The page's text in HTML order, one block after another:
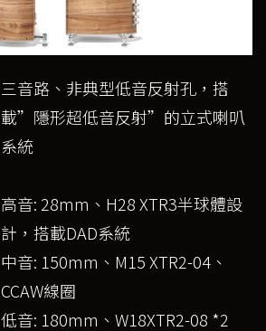
三音路、非典型低音反射孔，搭
載”隱形超低音反射”的立式喇叭
系統
高音: 28mm、H28 XTR3半球體設
計，搭載DAD系統
中音: 150mm、M15 XTR2-04、
CCAW線圈
低音: 180mm、W18XTR2-08 *2